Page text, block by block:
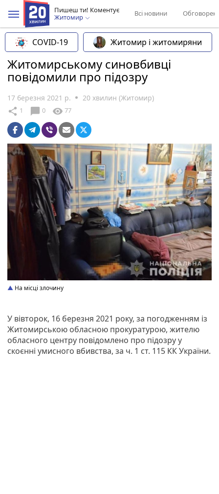
Пишеш ти! Коментує
Житомир
Всі новини
COVID-19 Житомир і житомиряни
Житомирському синовбивці
повідомили про підозру
17 березня 2021 р. 20 хвилин (Житомир)
share 1 chat_bubble 0 visibility 77
На місці злочину
У вівторок, 16 березня 2021 року, за погодженням із
Житомирською обласною прокуратурою, жителю
обласного центру повідомлено про підозру у
скоєнні умисного вбивства, за ч. 1 ст. 115 КК України.